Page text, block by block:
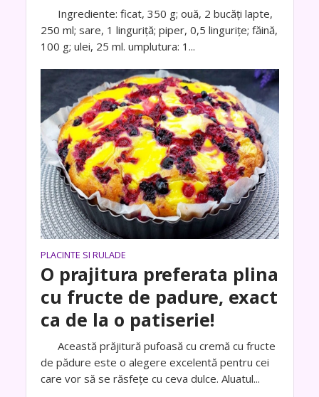
Ingrediente: ficat, 350 g; ouă, 2 bucăți lapte,
250 ml; sare, 1 linguriță; piper, 0,5 lingurițe; făină,
100 g; ulei, 25 ml. umplutura: 1...
PLACINTE SI RULADE
O prajitura preferata plina
cu fructe de padure, exact
ca de la o patiserie!
Această prăjitură pufoasă cu cremă cu fructe
de pădure este o alegere excelentă pentru cei
care vor să se răsfețe cu ceva dulce. Aluatul...